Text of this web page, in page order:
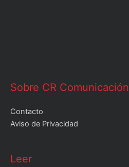
Sobre CR Comunicación
Contacto
Aviso de Privacidad
Leer
Leer